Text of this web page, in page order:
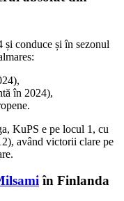
și conduce și în sezonul
în 2024),
KuPS e pe locul 1, cu
având victorii clare pe
în Finlanda